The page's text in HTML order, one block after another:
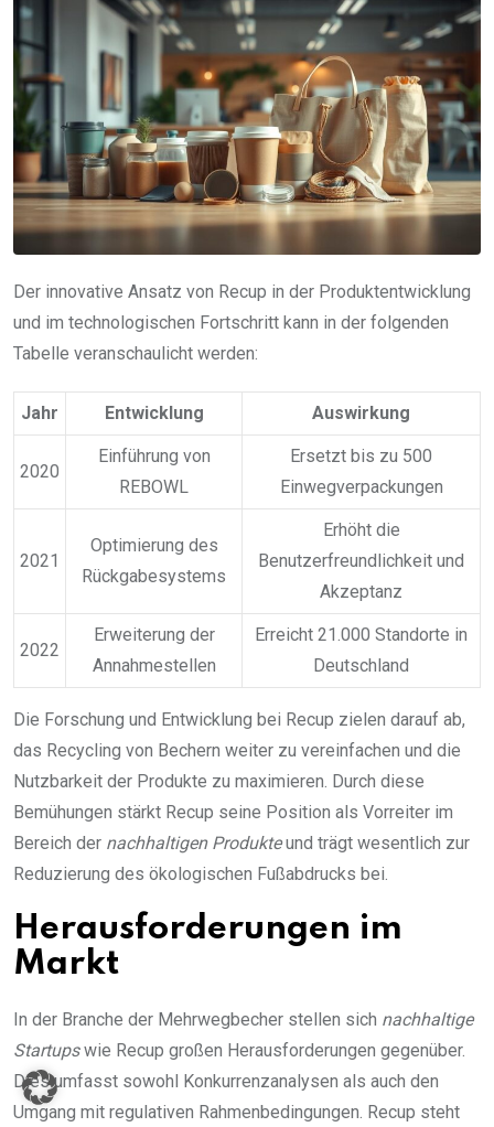
Der innovative Ansatz von Recup in der Produktentwicklung
und im technologischen Fortschritt kann in der folgenden
Tabelle veranschaulicht werden:
Jahr Entwicklung Auswirkung
2020
Einführung von
REBOWL
Ersetzt bis zu 500
Einwegverpackungen
2021
Optimierung des
Rückgabesystems
Erhöht die
Benutzerfreundlichkeit und
Akzeptanz
2022
Erweiterung der
Annahmestellen
Erreicht 21.000 Standorte in
Deutschland
Die Forschung und Entwicklung bei Recup zielen darauf ab,
das Recycling von Bechern weiter zu vereinfachen und die
Nutzbarkeit der Produkte zu maximieren. Durch diese
Bemühungen stärkt Recup seine Position als Vorreiter im
Bereich der nachhaltigen Produkteund trägt wesentlich zur
Reduzierung des ökologischen Fußabdrucks bei.
Herausforderungen im
Markt
In der Branche der Mehrwegbecher stellen sich nachhaltige
Startupswie Recup großen Herausforderungen gegenüber.
Dies umfasst sowohl Konkurrenzanalysen als auch den
Umgang mit regulativen Rahmenbedingungen. Recup steht